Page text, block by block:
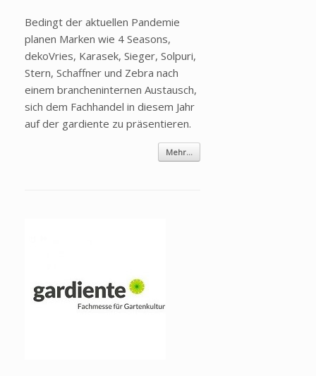
Bedingt der aktuellen Pandemie
planen Marken wie 4 Seasons,
dekoVries, Karasek, Sieger, Solpuri,
Stern, Schaffner und Zebra nach
einem brancheninternen Austausch,
sich dem Fachhandel in diesem Jahr
auf der gardiente zu präsentieren.
Mehr...